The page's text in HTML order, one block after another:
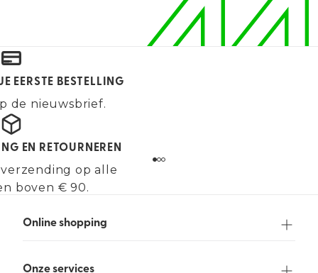
EERSTE BESTELLING
de nieuwsbrief.
EN RETOURNEREN
op alle
boven € 90.
Online shopping
Onze services